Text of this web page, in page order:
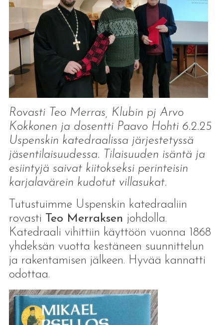
Rovasti Teo Merras, Klubin pj Arvo
Kokkonen ja dosentti Paavo Hohti 6.2.25
Uspenskin katedraalissa järjestetyssä
jäsentilaisuudessa. Tilaisuuden isäntä ja
esiintyjä saivat kiitokseksi perinteisin
karjalavärein kudotut villasukat.
Tutustuimme Uspenskin katedraaliin
rovasti Teo Merraksen johdolla.
Katedraali vihittiin käyttöön vuonna 1868
yhdeksän vuotta kestäneen suunnittelun
ja rakentamisen jälkeen. Hyvää kannatti
odottaa.